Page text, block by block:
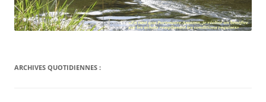
ARCHIVES QUOTIDIENNES :